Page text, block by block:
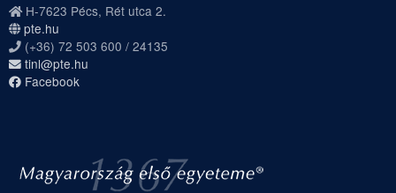
H-7623 Pécs, Rét utca 2.
pte.hu
(+36) 72 503 600 / 24135
tinl@pte.hu
Facebook